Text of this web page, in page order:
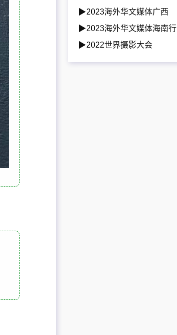
▶2023海外华文媒体广西
▶2023海外华文媒体海南行
▶2022世界摄影大会